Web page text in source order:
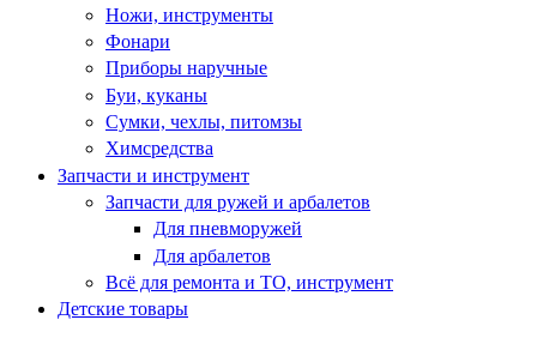
Ножи, инструменты
Фонари
Приборы наручные
Буи, куканы
Сумки, чехлы, питомзы
Химсредства
Запчасти и инструмент
Запчасти для ружей и арбалетов
Для пневморужей
Для арбалетов
Всё для ремонта и ТО, инструмент
Детские товары